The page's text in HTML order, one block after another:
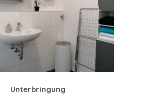
Unterbringung